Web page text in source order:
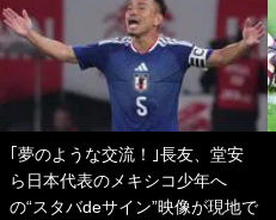
｢夢のような交流！｣長友、堂安
ら日本代表のメキシコ少年へ
の“スタバdeサイン”映像が現地で